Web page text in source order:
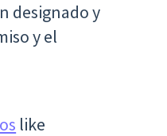
designado y
y el
like